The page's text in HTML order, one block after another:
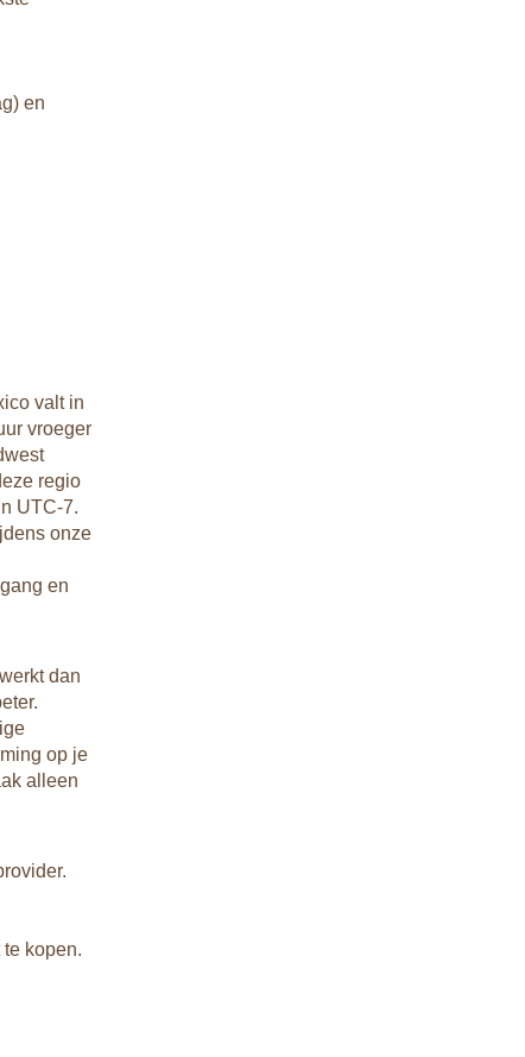
en
valt in
vroeger
regio
UTC-7.
onze
en
dan
op je
alleen
kopen.